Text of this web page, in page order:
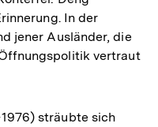
In der
jener Ausländer, die
vertraut
sträubte sich